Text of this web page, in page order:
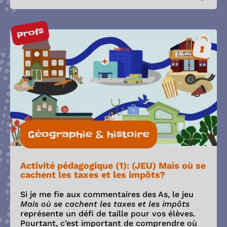
Profs
Géographie & histoire
Activité pédagogique (1): (JEU) Mais où se
cachent les taxes et les impôts?
Si je me fie aux commentaires des As, le jeu
Mais où se cachent les taxes et les impôts
représente un défi de taille pour vos élèves.
Pourtant, c’est important de comprendre où